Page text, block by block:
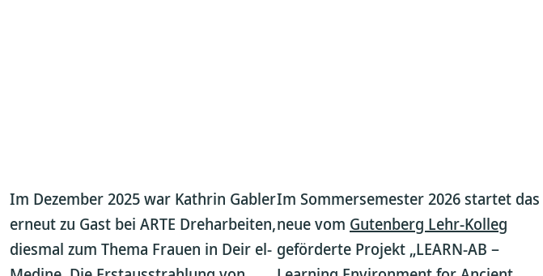
Im Dezember 2025 war Kathrin Gabler
erneut zu Gast bei ARTE Dreharbeiten,
diesmal zum Thema Frauen in Deir el-
Im Sommersemester 2026 startet das
neue vom Gutenberg Lehr-Kolleg
geförderte Projekt „LEARN-AB –